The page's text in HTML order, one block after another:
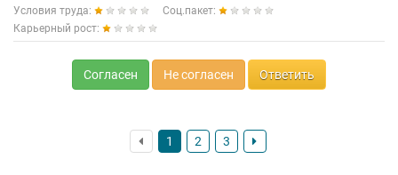
Условия труда:
Соц.пакет:
Карьерный рост:
Согласен Не согласен Ответить
1 2 3